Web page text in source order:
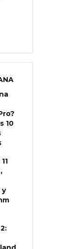
10
y